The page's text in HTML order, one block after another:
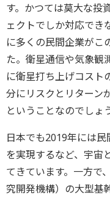
す。かつては莫大な投
ェクトでしか対応でき
に多くの民間企業がこ
た。衛星通信や気象観
に衛星打ち上げコスト
分にリスクとリターン
ということなのでしょう
日本でも2019年には
を実現するなど、宇宙
てきています。一方で
究開発機構）の大型基